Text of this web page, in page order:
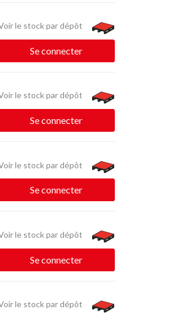
le stock par dépôt
Se connecter
le stock par dépôt
Se connecter
le stock par dépôt
Se connecter
le stock par dépôt
Se connecter
le stock par dépôt